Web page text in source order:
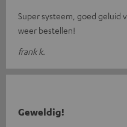
Super systeem, goed geluid
weer bestellen!
frank k.
Geweldig!